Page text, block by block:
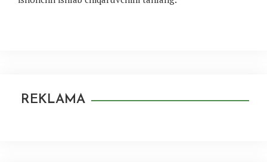
REKLAMA